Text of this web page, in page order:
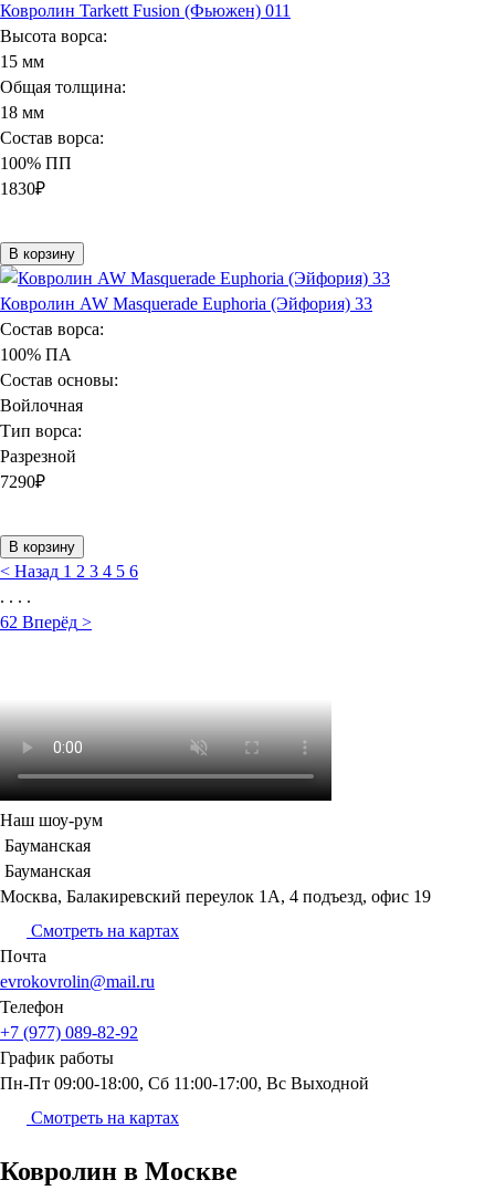
Ковролин Tarkett Fusion (Фьюжен) 011
Высота ворса:
15 мм
Общая толщина:
18 мм
Состав ворса:
100% ПП
1830₽
В корзину
Ковролин AW Masquerade Euphoria (Эйфория) 33
Состав ворса:
100% ПА
Состав основы:
Войлочная
Тип ворса:
Разрезной
7290₽
В корзину
< Назад 1 2 3 4 5 6
. . . .
62 Вперёд >
Наш шоу-рум
Бауманская
Бауманская
Москва, Балакиревский переулок 1А, 4 подъезд, офис 19
Смотреть на картах
Почта
evrokovrolin@mail.ru
Телефон
+7 (977) 089-82-92
График работы
Пн-Пт 09:00-18:00, Сб 11:00-17:00, Вс Выходной
Смотреть на картах
Ковролин в Москве